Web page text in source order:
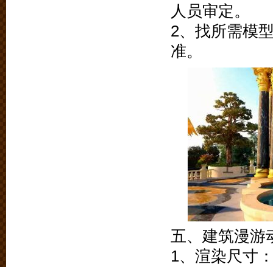
人员审定。
2、找所需模
准。
五、建筑漫游
1、渲染尺寸